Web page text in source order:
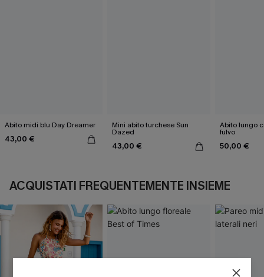
Abito midi blu Day Dreamer
43,00 €
Mini abito turchese Sun
Dazed
43,00 €
Abito lungo
fulvo
50,00 €
ACQUISTATI FREQUENTEMENTE INSIEME